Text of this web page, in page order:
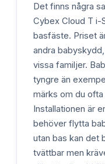
Det finns några
Cybex Cloud T i-
basfäste. Priset
andra
vissa familjer.
tyngre än
märks om du
Installationen är
behöver flytta
utan bas kan det
tvättbar men